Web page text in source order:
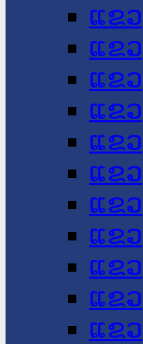
ແຂ
ແຂ
ແຂ
ແຂ
ແຂ
ແຂ
ແຂ
ແຂ
ແຂ
ແຂ
ແຂ